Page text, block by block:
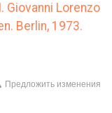
Giovanni Lorenzo
Berlin, 1973.
Предложить изменения